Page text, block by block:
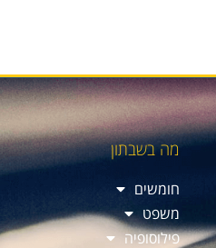
מה בשבתון
חומשים
משפט
פילוסופיה